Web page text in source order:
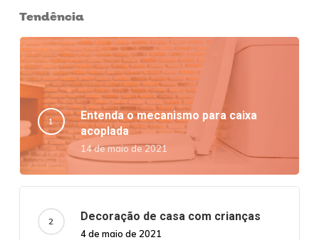
Tendência
Entenda o mecanismo para caixa
acoplada
14 de maio de 2021
Decoração de casa com crianças
4 de maio de 2021